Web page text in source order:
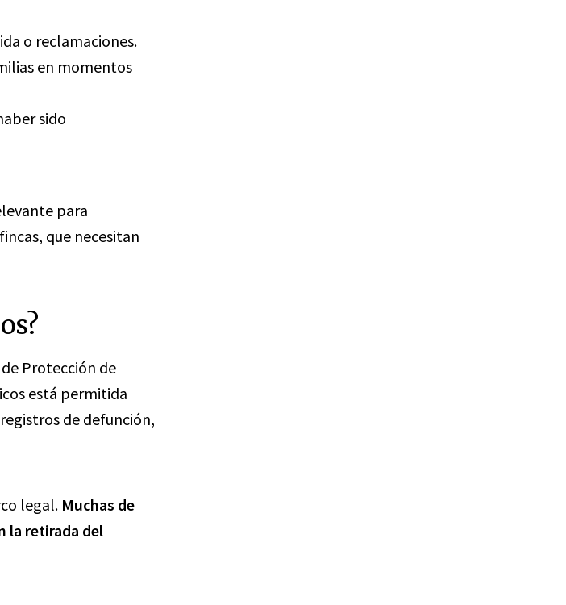
o reclamaciones.
en momentos
sido
para
que necesitan
Protección de
está permitida
de defunción,
legal. Muchas de
la retirada del